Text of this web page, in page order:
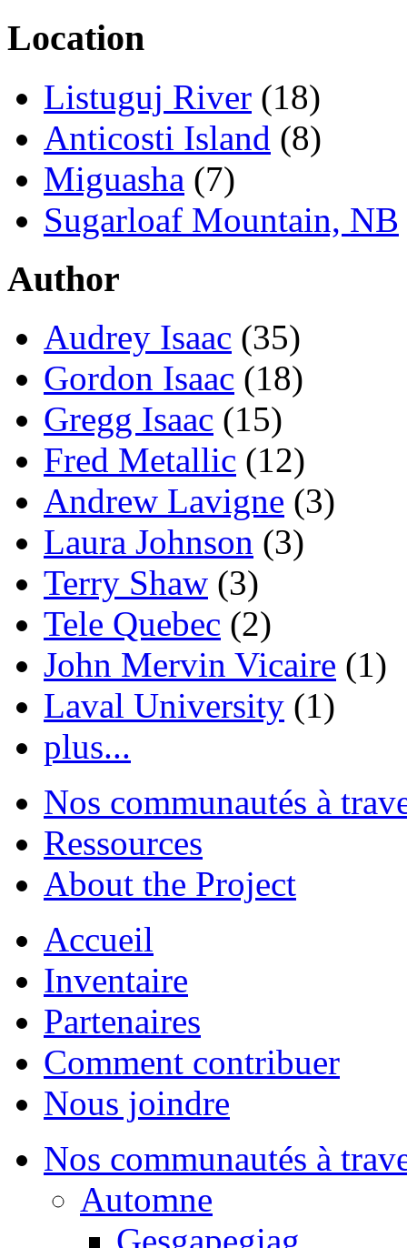
Location
Listuguj River (18)
Anticosti Island (8)
Miguasha (7)
Sugarloaf Mountain, NB
Author
Audrey Isaac (35)
Gordon Isaac (18)
Gregg Isaac (15)
Fred Metallic (12)
Andrew Lavigne (3)
Laura Johnson (3)
Terry Shaw (3)
Tele Quebec (2)
John Mervin Vicaire (1)
Laval University (1)
plus...
Nos communautés à
Ressources
About the Project
Accueil
Inventaire
Partenaires
Comment contribuer
Nous joindre
Nos communautés à
Automne